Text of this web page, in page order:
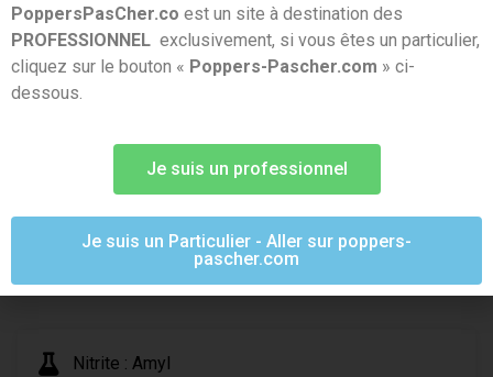
résistante aux chocs, garantissant un produit premium
et durable.
Très attractif en point de vente
Etiquetage et mode d’emploi en français inclus
Paiement 100% sécurisé
Livraison 24H avec Colissimo & Chronopost à domicile
Livraison offerte dès 300 € de commande
Nitrite : Amyl
PoppersPasCher.co est un site à destination des
PROFESSIONNEL exclusivement, si vous êtes un particulier,
cliquez sur le bouton « Poppers-Pascher.com » ci-
dessous.
Je suis un professionnel
Je suis un Particulier - Aller sur poppers-
pascher.com